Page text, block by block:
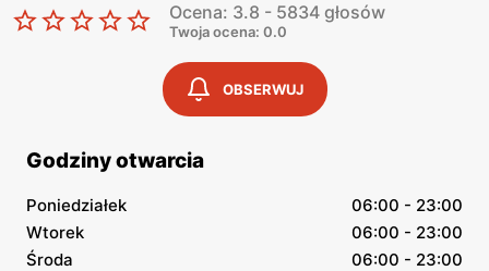
Ocena: 3.8 - 5834 głosów
Twoja ocena: 0.0
OBSERWUJ
Godziny otwarcia
Poniedziałek
06:00 - 23:00
Wtorek
06:00 - 23:00
Środa
06:00 - 23:00